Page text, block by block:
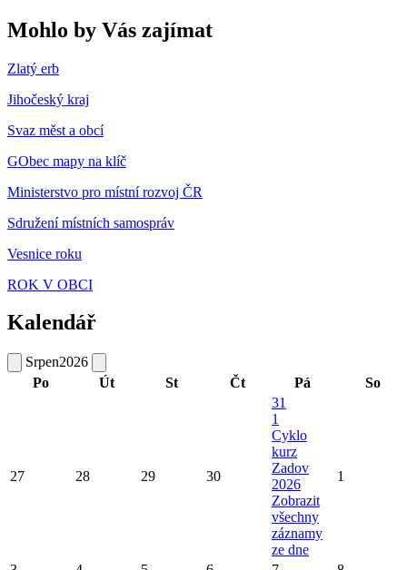
Mohlo by Vás zajímat
Zlatý erb
Jihočeský kraj
Svaz měst a obcí
GObec mapy na klíč
Ministerstvo pro místní rozvoj ČR
Sdružení místních samospráv
Vesnice roku
ROK V OBCI
Kalendář
Srpen2026
Po
Út St Čt Pá So
27 28 29 30
31
1
Cyklo
kurz
Zadov
2026
Zobrazit
všechny
záznamy
ze dne
1